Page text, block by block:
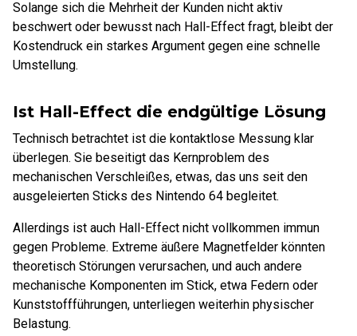
Solange sich die Mehrheit der Kunden nicht aktiv
beschwert oder bewusst nach Hall-Effect fragt, bleibt der
Kostendruck ein starkes Argument gegen eine schnelle
Umstellung.
Ist Hall-Effect die endgültige Lösung
Technisch betrachtet ist die kontaktlose Messung klar
überlegen. Sie beseitigt das Kernproblem des
mechanischen Verschleißes, etwas, das uns seit den
ausgeleierten Sticks des Nintendo 64 begleitet.
Allerdings ist auch Hall-Effect nicht vollkommen immun
gegen Probleme. Extreme äußere Magnetfelder könnten
theoretisch Störungen verursachen, und auch andere
mechanische Komponenten im Stick, etwa Federn oder
Kunststoffführungen, unterliegen weiterhin physischer
Belastung.